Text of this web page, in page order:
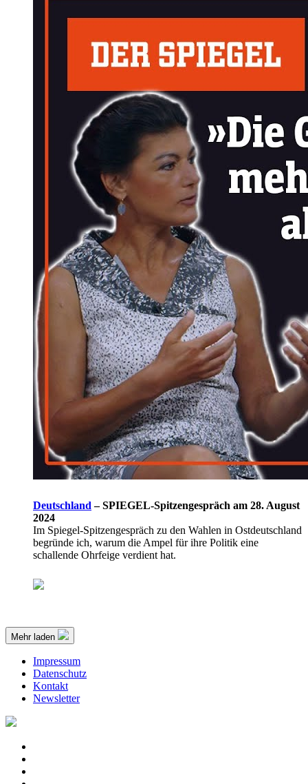
Deutschland – SPIEGEL-Spitzengespräch am 28. August
2024
Im Spiegel-Spitzengespräch zu den Wahlen in Ostdeutschland
begründe ich, warum die Ampel für ihre Politik eine
schallende Ohrfeige verdient hat.
Mehr laden
Impressum
Datenschutz
Kontakt
Newsletter